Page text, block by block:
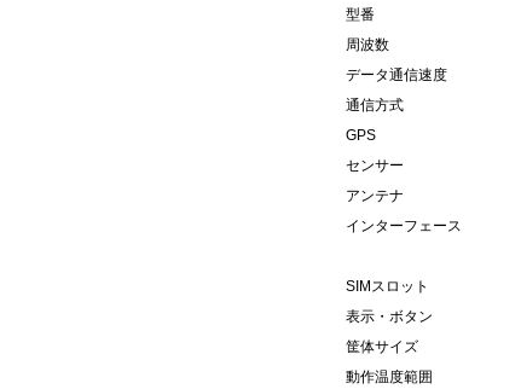
型番
周波数
データ通信速度
通信方式
GPS
センサー
アンテナ
インターフェース
SIMスロット
表示・ボタン
筐体サイズ
動作温度範囲